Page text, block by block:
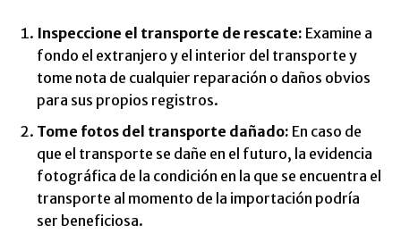
Inspeccione el transporte de rescate: Examine a
fondo el extranjero y el interior del transporte y
tome nota de cualquier reparación o daños obvios
para sus propios registros.
Tome fotos del transporte dañado: En caso de
que el transporte se dañe en el futuro, la evidencia
fotográfica de la condición en la que se encuentra el
transporte al momento de la importación podría
ser beneficiosa.